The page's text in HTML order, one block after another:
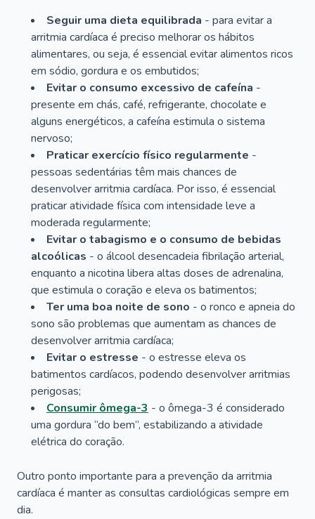
Seguir uma dieta equilibrada - para evitar a
arritmia cardíaca é preciso melhorar os hábitos
alimentares, ou seja, é essencial evitar alimentos ricos
em sódio, gordura e os embutidos;
Evitar o consumo excessivo de cafeína -
presente em chás, café, refrigerante, chocolate e
alguns energéticos, a cafeína estimula o sistema
nervoso;
Praticar exercício físico regularmente -
pessoas sedentárias têm mais chances de
desenvolver arritmia cardíaca. Por isso, é essencial
praticar atividade física com intensidade leve a
moderada regularmente;
Evitar o tabagismo e o consumo de bebidas
alcoólicas - o álcool desencadeia fibrilação arterial,
enquanto a nicotina libera altas doses de adrenalina,
que estimula o coração e eleva os batimentos;
Ter uma boa noite de sono - o ronco e apneia do
sono são problemas que aumentam as chances de
desenvolver arritmia cardíaca;
Evitar o estresse - o estresse eleva os
batimentos cardíacos, podendo desenvolver arritmias
perigosas;
Consumir ômega-3 - o ômega-3 é considerado
uma gordura “do bem”, estabilizando a atividade
elétrica do coração.
Outro ponto importante para a prevenção da arritmia
cardíaca é manter as consultas cardiológicas sempre em
dia.